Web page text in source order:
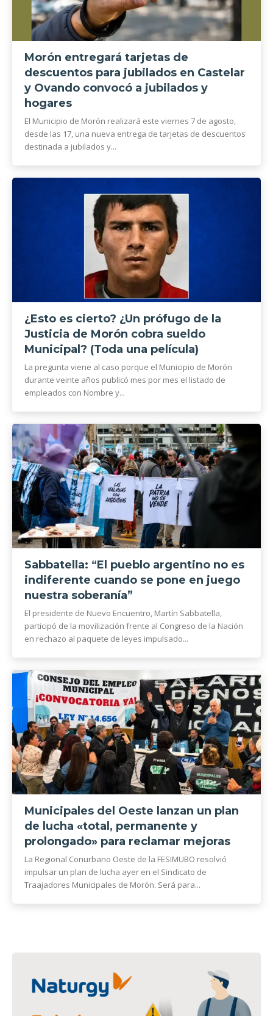
Morón entregará tarjetas de
descuentos para jubilados en Castelar
y Ovando convocó a jubilados y
hogares
El Municipio de Morón realizará este viernes 7 de agosto,
desde las 17, una nueva entrega de tarjetas de descuentos
destinada a jubilados y...
¿Esto es cierto? ¿Un prófugo de la
Justicia de Morón cobra sueldo
Municipal? (Toda una película)
La pregunta viene al caso porque el Municipio de Morón
durante veinte años publicó mes por mes el listado de
empleados con Nombre y...
Sabbatella: “El pueblo argentino no es
indiferente cuando se pone en juego
nuestra soberanía”
El presidente de Nuevo Encuentro, Martín Sabbatella,
participó de la movilización frente al Congreso de la Nación
en rechazo al paquete de leyes impulsado...
Municipales del Oeste lanzan un plan
de lucha «total, permanente y
prolongado» para reclamar mejoras
La Regional Conurbano Oeste de la FESIMUBO resolvió
impulsar un plan de lucha ayer en el Sindicato de
Traajadores Municipales de Morón. Será para...